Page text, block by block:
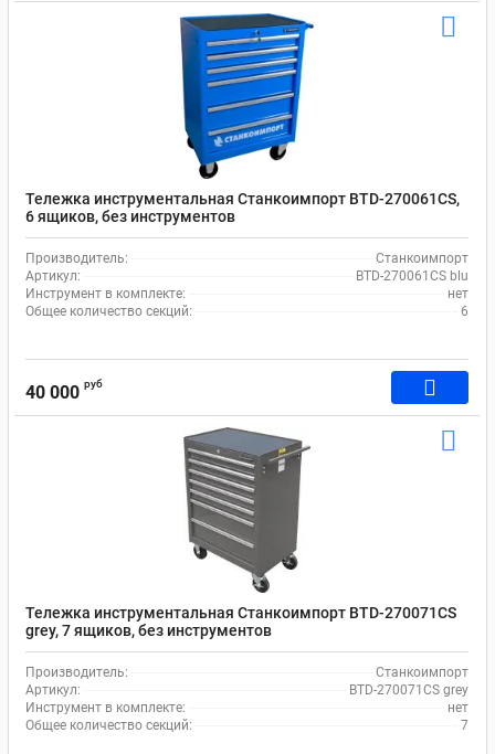
Тележка инструментальная Cтанкоимпорт BTD-270061CS,
6 ящиков, без инструментов
Производитель:
Станкоимпорт
Артикул:
BTD-270061CS blu
Инструмент в комплекте:
нет
Общее количество секций:
6
40 000 руб
Тележка инструментальная Станкоимпорт BTD-270071CS
grey, 7 ящиков, без инструментов
Производитель:
Станкоимпорт
Артикул:
BTD-270071CS grey
Инструмент в комплекте:
нет
Общее количество секций:
7